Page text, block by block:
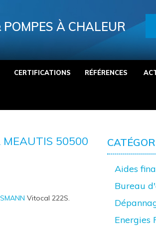
À CHALEUR
CERTIFICATIONS RÉFÉRENCES
MEAUTIS 50500
Vitocal 222S.
Aides
Bureau
Energies